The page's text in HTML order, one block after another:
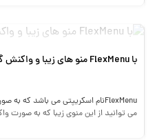
با FlexMenu منو های زیبا و واکنش گرا ایجاد کنید
می توانید از این منوی زیبا که به